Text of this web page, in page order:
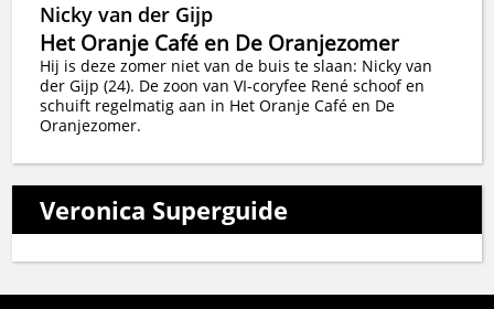
Nicky van der Gijp
Het Oranje Café en De Oranjezomer
Hij is deze zomer niet van de buis te slaan: Nicky van
der Gijp (24). De zoon van VI-coryfee René schoof en
schuift regelmatig aan in Het Oranje Café en De
Oranjezomer.
Veronica Superguide